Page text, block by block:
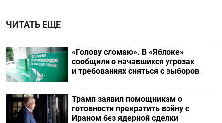
ЧИТАТЬ ЕЩЕ
«Голову сломаю». В «Яблоке»
сообщили о начавшихся угрозах
и требованиях сняться с выборов
Трамп заявил помощникам о
готовности прекратить войну с
Ираном без ядерной сделки